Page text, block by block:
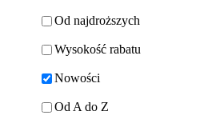
Od najdroższych
Wysokość rabatu
Nowości
Od A do Z